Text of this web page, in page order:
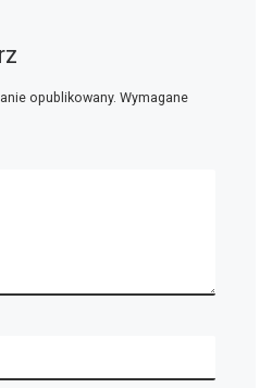
opublikowany. Wymagane